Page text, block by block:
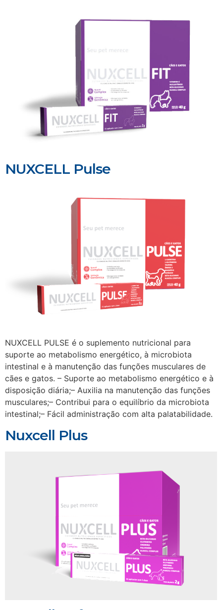
NUXCELL Pulse
NUXCELL PULSE é o suplemento nutricional para
suporte ao metabolismo energético, à microbiota
intestinal e à manutenção das funções musculares de
cães e gatos. – Suporte ao metabolismo energético e à
disposição diária;– Auxilia na manutenção das funções
musculares;– Contribui para o equilíbrio da microbiota
intestinal;– Fácil administração com alta palatabilidade.
Nuxcell Plus